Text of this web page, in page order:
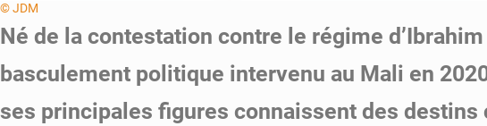
© JDM
Né de la contestation contre le régime
basculement politique intervenu au Mali en
ses principales figures connaissent des